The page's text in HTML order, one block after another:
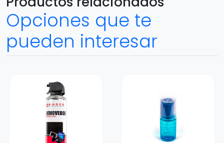
Opciones que te
pueden interesar